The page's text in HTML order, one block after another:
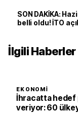
SON DAKİKA:
belli oldu! İTO
İlgili Haberler
EKONOMI
İhracatta hedef
veriyor: 60